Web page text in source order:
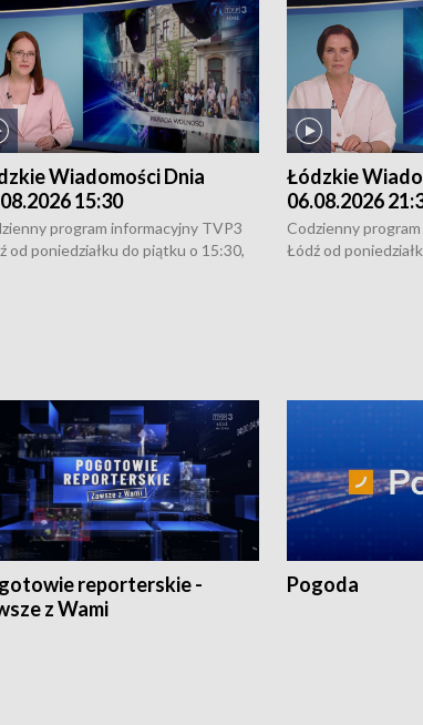
Wiadomości Dnia
15:30
program informacyjny TVP3
od poniedziałku do piątku o 15:30,
Łódzkie
06.08.2026
Codzienny
Łódź od
reporterskie -
z Wami
Pogoda